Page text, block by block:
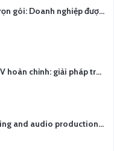
Tổ chức sự kiện trọn gói: Doanh nghiệp được gì khi chọn đơn vị chuyên nghiệp?
Từ ý tưởng đến MV hoàn chỉnh: giải pháp trọn gói tại YCN Media
Voice over, dubbing and audio production services in Vietnam for global content